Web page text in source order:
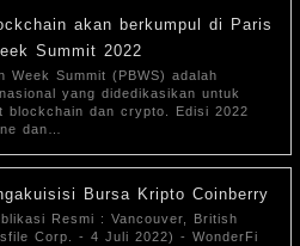
akan berkumpul di Paris
Summit 2022
Week Summit (PBWS) adalah
yang didedikasikan untuk
blockchain dan crypto. Edisi 2022
dan…
Bursa Kripto Coinberry
Resmi : Vancouver, British
Corp. - 4 Juli 2022) - WonderFi